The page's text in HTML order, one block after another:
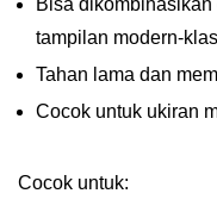
tampilan modern-
Tahan lama dan
Cocok untuk ukiran
Cocok untuk: